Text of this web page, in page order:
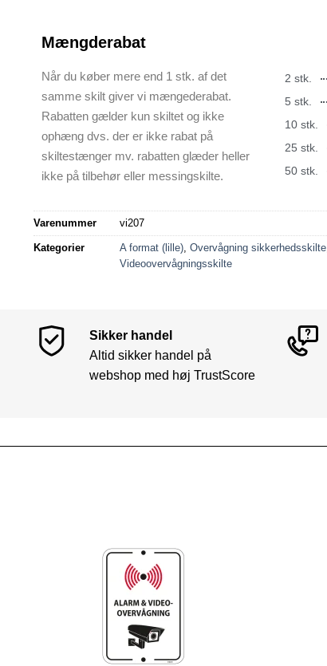
Mængderabat
Når du køber mere end 1 stk. af det
samme skilt giver vi mængederabat.
Rabatten gælder kun skiltet og ikke
ophæng dvs. der er ikke rabat på
skiltestænger mv. rabatten glæder heller
ikke på tilbehør eller messingskilte.
2 stk.
5 stk.
10 stk.
25 stk.
50 stk.
Varenummer vi207
Kategorier A format (lille) Overvågning sikkerhedsskilte
Videoovervågningsskilte
Sikker handel
Altid sikker handel på
webshop med høj TrustScore